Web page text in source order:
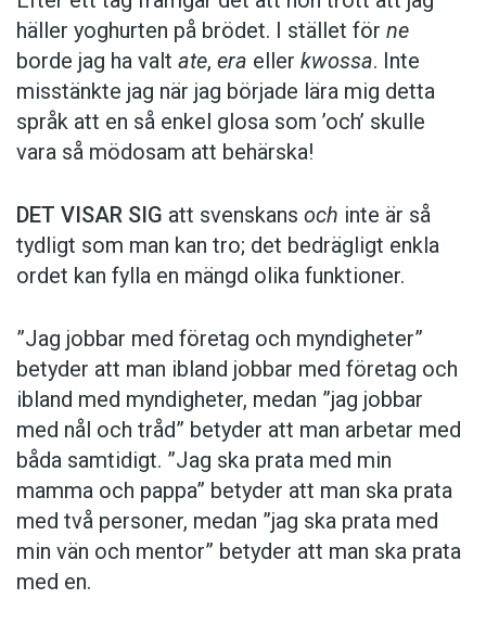
häller yoghurten på brödet. I stället för ne
borde jag ha valt ate, era eller kwossa. Inte
misstänkte jag när jag började lära mig detta
språk att en så enkel glosa som ’och’ skulle
vara så mödosam att behärska!
DET VISAR SIG att svenskans och inte är så
tydligt som man kan tro; det bedrägligt enkla
ordet kan fylla en mängd olika funktioner.
”Jag jobbar med företag och myndigheter”
betyder att man ibland jobbar med företag och
ibland med myndigheter, medan ”jag jobbar
med nål och tråd” betyder att man arbetar med
båda samtidigt. ”Jag ska prata med min
mamma och pappa” betyder att man ska prata
med två personer, medan ”jag ska prata med
min vän och mentor” betyder att man ska prata
med en.